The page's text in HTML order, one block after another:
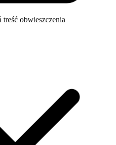
treść obwieszczenia